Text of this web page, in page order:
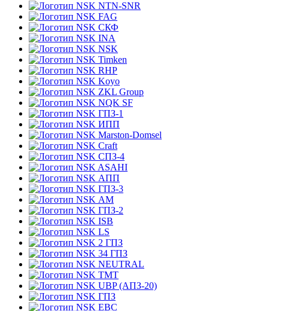
NTN-SNR
FAG
СКФ
INA
NSK
Timken
RHP
Koyo
ZKL Group
NQK SF
ГПЗ-1
ИПП
Marston-Domsel
Craft
СПЗ-4
ASAHI
АПП
ГПЗ-3
АМ
ГПЗ-2
ISB
LS
2 ГПЗ
34 ГПЗ
NEUTRAL
TMT
UBP (АПЗ-20)
ГПЗ
EBC